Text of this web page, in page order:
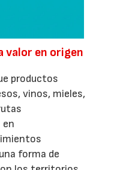
valor en origen
productos
vinos, mieles,
en
forma de